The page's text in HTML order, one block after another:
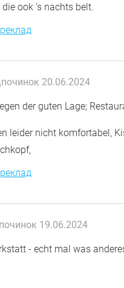
die ook 's nachts belt.
20.06.2024
der guten Lage;
leider nicht komfortabel,
19.06.2024
- echt mal was